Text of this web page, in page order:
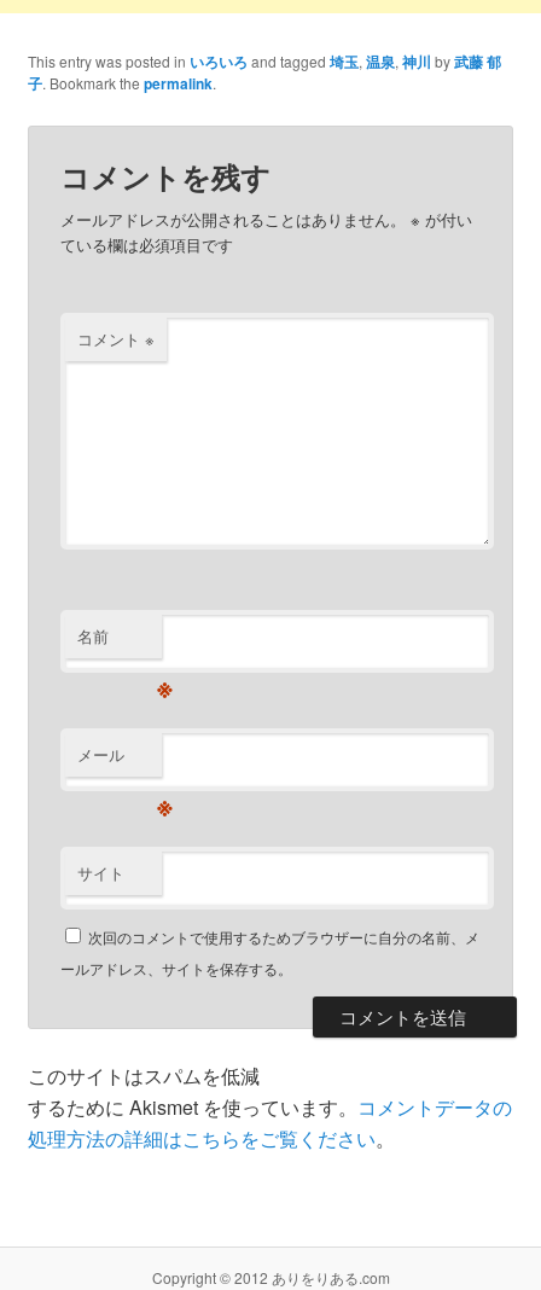
This entry was posted in いろいろ and tagged 埼玉, 温泉, 神川 by武藤 郁
子. Bookmark the permalink.
コメントを残す
メールアドレスが公開されることはありません。 ※ が付い
ている欄は必須項目です
コメント ※
名前
※
メール
※
サイト
次回のコメントで使用するためブラウザーに自分の名前、メ
ールアドレス、サイトを保存する。
このサイトはスパムを低減
するために Akismet を使っています。 コメントデータの
処理方法の詳細はこちらをご覧ください。
Copyright © 2012 ありをりある.com